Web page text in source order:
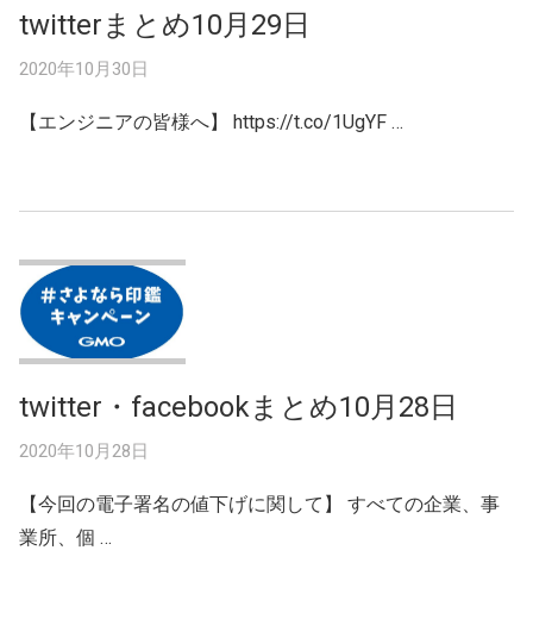
twitterまとめ10月29日
2020年10月30日
【エンジニアの皆様へ】 https://t.co/1UgYF …
twitter・facebookまとめ10月28日
2020年10月28日
【今回の電子署名の値下げに関して】 すべての企業、事
業所、個 …